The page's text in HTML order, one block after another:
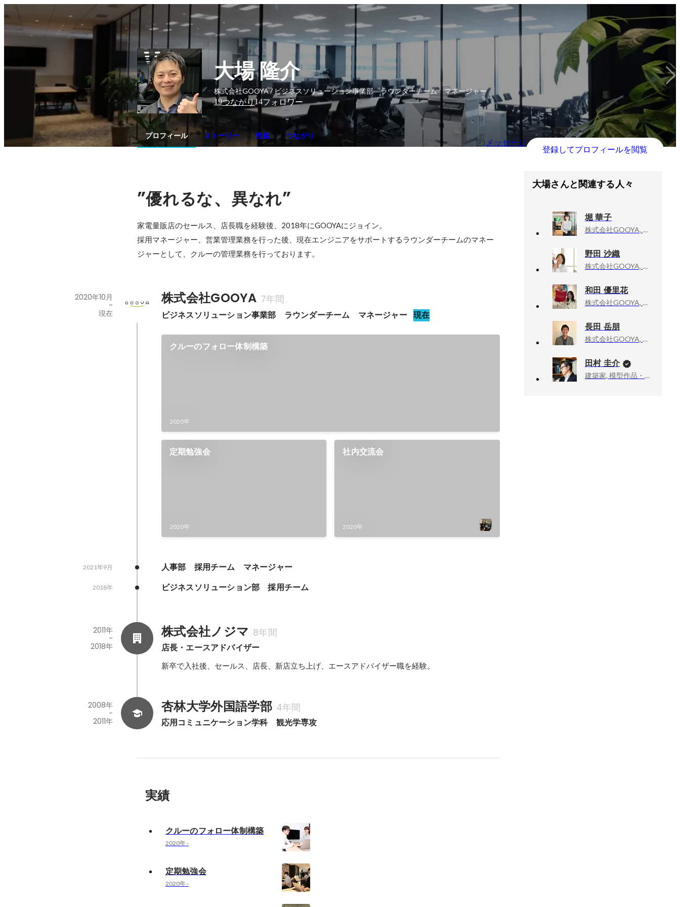
大場 隆介
株式会社GOOYA / ビジネスソリューション事業部 ラウンダーチーム マネージャー
19つながり14フォロワー
プロフィール ストーリー 性格 つながり
メッセージ
登録してプロフィールを閲覧
”優れるな、異なれ”
家電量販店のセールス、店長職を経験後、2018年にGOOYAにジョイン。
採用マネージャー、営業管理業務を行った後、現在エンジニアをサポートするラウンダーチームのマネー
ジャーとして、クルーの管理業務を行っております。
株式会社GOOYA 7年間
ビジネスソリューション事業部　ラウンダーチーム　マネージャー 現在
2020年10月
-
現在
クルーのフォロー体制構築
2020年
定期勉強会
2020年
社内交流会
2020年
人事部　採用チーム　マネージャー
2021年9月
ビジネスソリューション部　採用チーム
2018年
株式会社ノジマ 8年間
店長・エースアドバイザー
2011年
-
2018年
新卒で入社後、セールス、店長、新店立ち上げ、エースアドバイザー職を経験。
杏林大学外国語学部 4年間
応用コミュニケーション学科　観光学専攻
2008年
-
2011年
実績
クルーのフォロー体制構築
2020年-
定期勉強会
2020年-
大場さんと関連する人々
堀 華子
株式会社GOOYA, ビジネスソリューション部 ラウンダー
野田 沙織
株式会社GOOYA, ビジネスソリューション部 ラウンダー
和田 優里花
株式会社GOOYA, ビジネスソリューション事業部 ラウンダーチーム
長田 岳朋
株式会社GOOYA, ラウンダーチーム / マネージャー
田村 圭介
建築家, 模型作品・執筆活動